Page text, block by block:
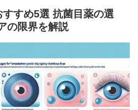
すめ5選 抗菌目薬の選
の限界を解説